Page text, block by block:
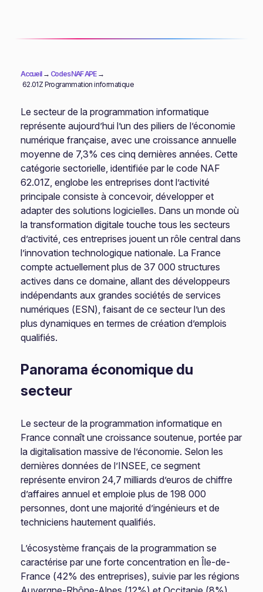
Accueil→ Codes NAF APE→
62.01Z Programmation informatique
Le secteur de la programmation informatique
représente aujourd’hui l’un des piliers de l’économie
numérique française, avec une croissance annuelle
moyenne de 7,3% ces cinq dernières années. Cette
catégorie sectorielle, identifiée par le code NAF
62.01Z, englobe les entreprises dont l’activité
principale consiste à concevoir, développer et
adapter des solutions logicielles. Dans un monde où
la transformation digitale touche tous les secteurs
d’activité, ces entreprises jouent un rôle central dans
l’innovation technologique nationale. La France
compte actuellement plus de 37 000 structures
actives dans ce domaine, allant des développeurs
indépendants aux grandes sociétés de services
numériques (ESN), faisant de ce secteur l’un des
plus dynamiques en termes de création d’emplois
qualifiés.
Panorama économique du
secteur
Le secteur de la programmation informatique en
France connaît une croissance soutenue, portée par
la digitalisation massive de l’économie. Selon les
dernières données de l’INSEE, ce segment
représente environ 24,7 milliards d’euros de chiffre
d’affaires annuel et emploie plus de 198 000
personnes, dont une majorité d’ingénieurs et de
techniciens hautement qualifiés.
L’écosystème français de la programmation se
caractérise par une forte concentration en Île-de-
France (42% des entreprises), suivie par les régions